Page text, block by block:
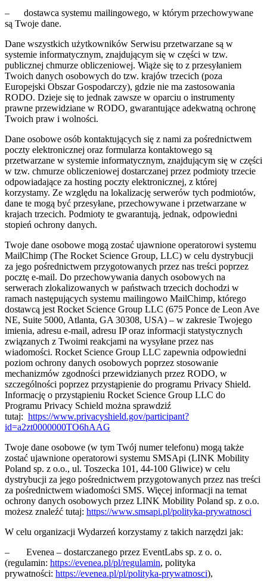
– dostawca systemu mailingowego, w którym przechowywane
są Twoje dane.
Dane wszystkich użytkowników Serwisu przetwarzane są w
systemie informatycznym, znajdującym się w części w tzw.
publicznej chmurze obliczeniowej. Wiąże się to z przesyłaniem
Twoich danych osobowych do tzw. krajów trzecich (poza
Europejski Obszar Gospodarczy), gdzie nie ma zastosowania
RODO. Dzieje się to jednak zawsze w oparciu o instrumenty
prawne przewidziane w RODO, gwarantujące adekwatną ochronę
Twoich praw i wolności.
Dane osobowe osób kontaktujących się z nami za pośrednictwem
poczty elektronicznej oraz formularza kontaktowego są
przetwarzane w systemie informatycznym, znajdującym się w części
w tzw. chmurze obliczeniowej dostarczanej przez podmioty trzecie
odpowiadające za hosting poczty elektronicznej, z której
korzystamy. Ze względu na lokalizację serwerów tych podmiotów,
dane te mogą być przesyłane, przechowywane i przetwarzane w
krajach trzecich. Podmioty te gwarantują, jednak, odpowiedni
stopień ochrony danych.
Twoje dane osobowe mogą zostać ujawnione operatorowi systemu
MailChimp (The Rocket Science Group, LLC) w celu dystrybucji
za jego pośrednictwem przygotowanych przez nas treści poprzez
pocztę e-mail. Do przechowywania danych osobowych na
serwerach zlokalizowanych w państwach trzecich dochodzi w
ramach następujących systemu mailingowo MailChimp, którego
dostawcą jest Rocket Science Group LLC (675 Ponce de Leon Ave
NE, Suite 5000, Atlanta, GA 30308, USA) – w zakresie Twojego
imienia, adresu e-mail, adresu IP oraz informacji statystycznych
związanych z Twoimi reakcjami na wysyłane przez nas
wiadomości. Rocket Science Group LLC zapewnia odpowiedni
poziom ochrony danych osobowych poprzez stosowanie
mechanizmów zgodności przewidzianych przez RODO, w
szczególności poprzez przystąpienie do programu Privacy Shield.
Informację o przystąpieniu Rocket Science Group LLC do
Programu Privacy Schield można sprawdziź
tutaj: https://www.privacyshield.gov/participant?
id=a2zt0000000TO6hAAG
Twoje dane osobowe (w tym Twój numer telefonu) mogą także
zostać ujawnione operatorowi systemu SMSApi (LINK Mobility
Poland sp. z o.o., ul. Toszecka 101, 44-100 Gliwice) w celu
dystrybucji za jego pośrednictwem przygotowanych przez nas treści
za pośrednictwem wiadomości SMS. Więcej informacji na temat
ochrony danych osobowych przez LINK Mobility Poland sp. z o.o.
możesz znaleźć tutaj: https://www.smsapi.pl/polityka-prywatnosci
W celu organizacji Wydarzeń korzystamy z takich narzędzi jak:
– Evenea – dostarczanego przez EventLabs sp. z o. o.
(regulamin: https://evenea.pl/pl/regulamin, polityka
prywatności: https://evenea.pl/pl/polityka-prywatnosci),